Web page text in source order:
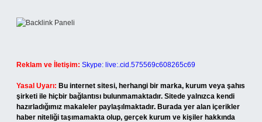
Reklam ve İletişim: Skype: live:.cid.575569c608265c69
Yasal Uyarı: Bu internet sitesi, herhangi bir marka, kurum veya şahıs
şirketi ile hiçbir bağlantısı bulunmamaktadır. Sitede yalnızca kendi
hazırladığımız makaleler paylaşılmaktadır. Burada yer alan içerikler
haber niteliği taşımamakta olup, gerçek kurum ve kişiler hakkında